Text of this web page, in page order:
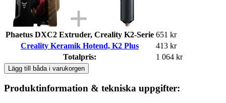
Phaetus DXC2 Extruder, Creality K2-Serie 651 kr
Creality Keramik Hotend, K2 Plus
413 kr
Totalpris:
1 064 kr
Lägg till båda i varukorgen
Produktinformation & tekniska uppgifter: